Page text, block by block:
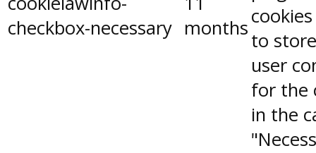
checkbox-necessary months
to
user
for the
in the